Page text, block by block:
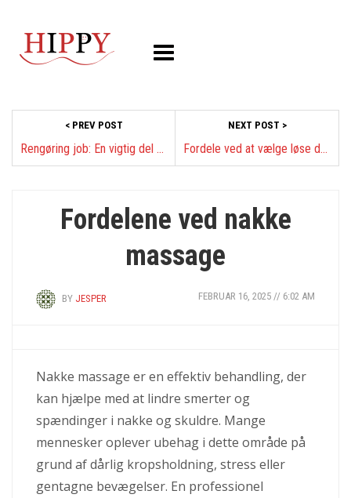
< PREV POST
Rengøring job: En vigtig del af vores samfund
NEXT POST >
Fordele ved at vælge løse dæk til din bil
Fordelene ved nakke
massage
BY JESPER FEBRUAR 16, 2025 // 6:02 AM
Nakke massage er en effektiv behandling, der
kan hjælpe med at lindre smerter og
spændinger i nakke og skuldre. Mange
mennesker oplever ubehag i dette område på
grund af dårlig kropsholdning, stress eller
gentagne bevægelser. En professionel